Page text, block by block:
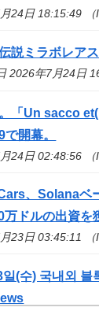
24日 18:15:49 （
説ミラボレア
2026年7月24日
「Un sacco
で開幕。
24日 02:48:56 （
、Solanaベ
万ドルの出資を
23日 03:45:11 （
일(수) 국내외 블